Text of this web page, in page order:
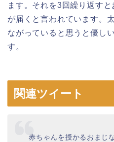
ます。それを3回繰り返す
が届くと言われています。
ながっていると思うと優し
す。
関連ツイート
赤ちゃんを授かるおまじ